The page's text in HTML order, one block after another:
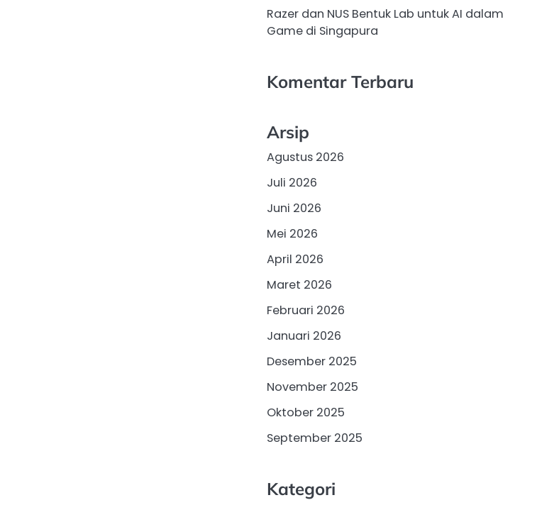
Razer dan NUS Bentuk Lab untuk AI dalam
Game di Singapura
Komentar Terbaru
Arsip
Agustus 2026
Juli 2026
Juni 2026
Mei 2026
April 2026
Maret 2026
Februari 2026
Januari 2026
Desember 2025
November 2025
Oktober 2025
September 2025
Kategori